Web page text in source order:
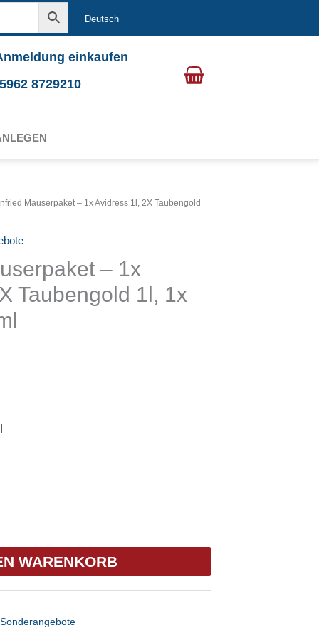
Deutsch
einkaufen
8729210
Mauserpaket – 1x Avidress 1l, 2X Taubengold
– 1x
Taubengold 1l, 1x
WARENKORB